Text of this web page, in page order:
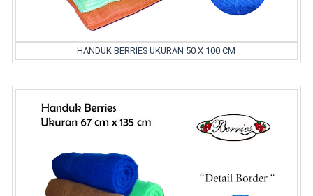
HANDUK BERRIES UKURAN 50 X 100 CM